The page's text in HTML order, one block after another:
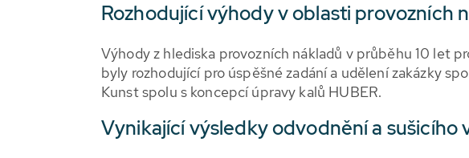
Rozhodující výhody v oblasti provozních
Výhody z hlediska provozních nákladů v průběhu 10 let
byly rozhodující pro úspěšné zadání a udělení zakázky
Kunst spolu s koncepcí úpravy kalů HUBER.
Vynikající výsledky odvodnění a sušicího